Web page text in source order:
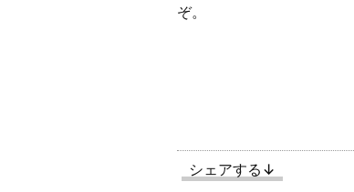
ぞ。
シェアする↓